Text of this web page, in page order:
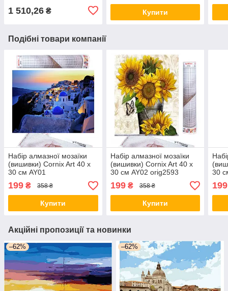
1 510,26 ₴ Купити
Подібні товари компанії
Набір алмазної мозаїки
(вишивки) Cornix Art 40 x
30 см AY01
199 ₴ 358 ₴
Купити
Набір алмазної мозаїки
(вишивки) Cornix Art 40 x
30 см AY02 orig2593
199₴ 358 ₴
Купити
30
199
Акційні пропозиції та новинки
–62% –62%